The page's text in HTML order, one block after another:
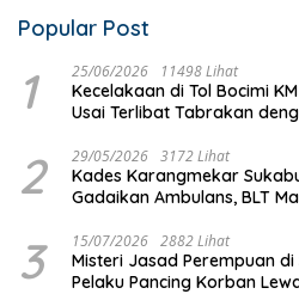
Popular Post
1 25/06/2026 11498 Lihat
Kecelakaan di Tol Bocimi
Usai Terlibat Tabrakan
2 29/05/2026 3172 Lihat
Kades Karangmekar
Gadaikan Ambulans, BLT
3 15/07/2026 2882 Lihat
Misteri Jasad Perempuan
Pelaku Pancing Korban